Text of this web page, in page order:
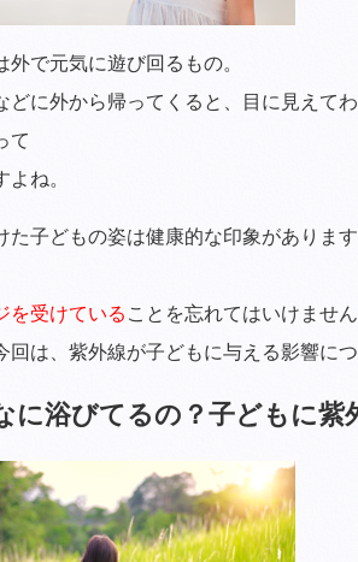
外で元気に遊び回るもの。
どに外から帰ってくると、目に見えて
て
よね。
た子どもの姿は健康的な印象があります
を受けている ことを忘れてはいけません
回は、紫外線が子どもに与える影響に
に浴びてるの？子どもに紫
素肌にもサンゴにもやさしい！海に持って行きたい日焼け止